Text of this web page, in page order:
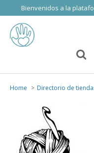
Bienvenidos a la
Home Directorio de